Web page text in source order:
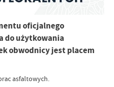
oficjalnego
do użytkowania
obwodnicy jest placem
asfaltowych.